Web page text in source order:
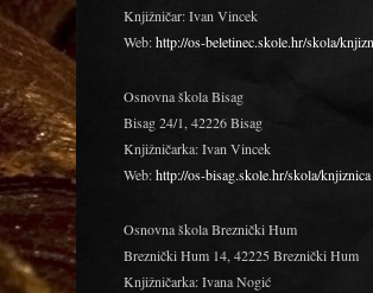
Knjižničar: Ivan Vincek
Web:http://os-beletinec.skole.hr/skola/
Osnovna škola Bisag
Bisag 24/1, 42226 Bisag
Knjižničarka: Ivan Vincek
Web:http://os-bisag.skole.hr/skola/knjiznica
Osnovna škola Breznički Hum
Breznički Hum 14, 42225 Breznički Hum
Knjižničarka: Ivana Nogić